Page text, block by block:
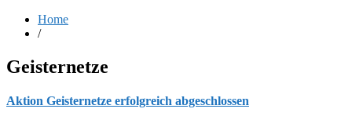
Home
/
Geisternetze
Aktion Geisternetze erfolgreich abgeschlossen